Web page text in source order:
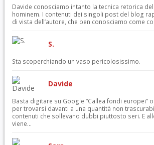
Davide conosciamo intanto la tecnica retorica
hominem. I contenuti dei singoli post del blog
di vista dell’autore, che ben conosciamo come
S.
Sta scoperchiando un vaso pericolosissimo.
Davide
Basta digitare su Google “Callea fondi europei” o
per trovarsi davanti a una quantità non
contenuti che sollevano dubbi piuttosto seri. E
viene...